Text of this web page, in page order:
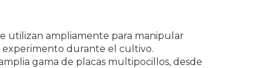
utilizan ampliamente para manipular
durante el cultivo.
gama de placas multipocillos, desde